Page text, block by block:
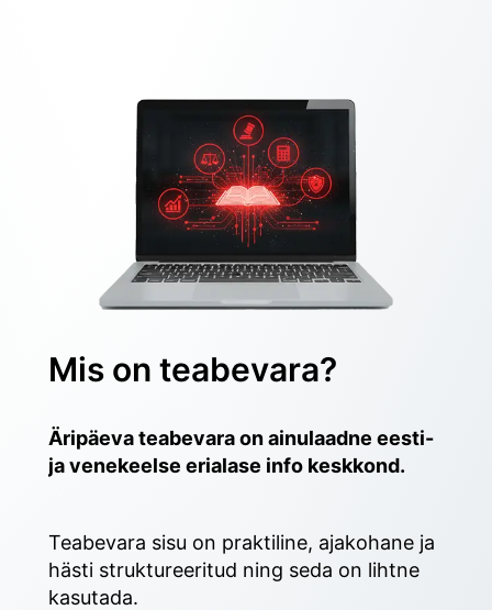
Mis on teabevara?
Äripäeva teabevara on ainulaadne eesti-
ja venekeelse erialase info keskkond.
Teabevara sisu on praktiline, ajakohane ja
hästi struktureeritud ning seda on lihtne
kasutada.